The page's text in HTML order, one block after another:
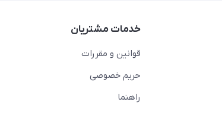
خدمات مشتریان
قوانین و مقررات
حریم خصوصی
راهنما